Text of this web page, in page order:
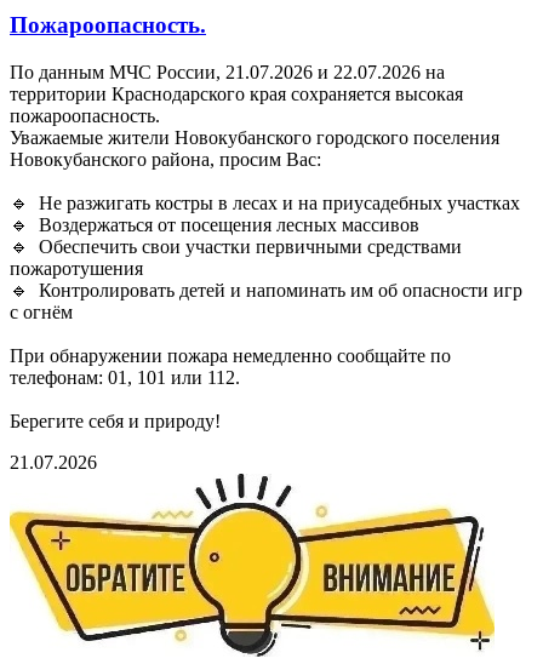
Пожароопасность.
По данным МЧС России, 21.07.2026 и 22.07.2026 на
территории Краснодарского края сохраняется высокая
пожароопасность.
Уважаемые жители Новокубанского городского поселения
Новокубанского района, просим Вас:
🔹 Не разжигать костры в лесах и на приусадебных участках
🔹 Воздержаться от посещения лесных массивов
🔹 Обеспечить свои участки первичными средствами
пожаротушения
🔹 Контролировать детей и напоминать им об опасности игр
с огнём
При обнаружении пожара немедленно сообщайте по
телефонам: 01, 101 или 112.
Берегите себя и природу!
21.07.2026